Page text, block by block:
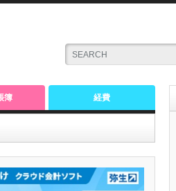
簿 経費